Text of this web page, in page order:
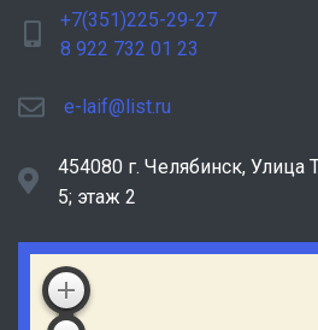
+7(351)225-29-27
8 922 732 01 23
e-laif@list.ru
454080 г. Челябинск, ​Улица
5; этаж 2